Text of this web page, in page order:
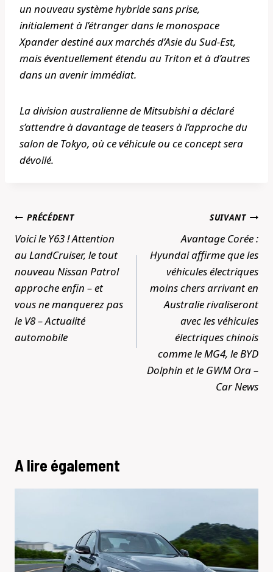
un nouveau système hybride sans prise,
initialement à l’étranger dans le monospace
Xpander destiné aux marchés d’Asie du Sud-Est,
mais éventuellement étendu au Triton et à d’autres
dans un avenir immédiat.
La division australienne de Mitsubishi a déclaré
s’attendre à davantage de teasers à l’approche du
salon de Tokyo, où ce véhicule ou ce concept sera
dévoilé.
Navigation
de
l’article
PRÉCÉDENT
Voici le Y63 ! Attention
au LandCruiser, le tout
nouveau Nissan Patrol
approche enfin – et
vous ne manquerez pas
le V8 – Actualité
automobile
SUIVANT
Avantage Corée :
Hyundai affirme que les
véhicules électriques
moins chers arrivant en
Australie rivaliseront
avec les véhicules
électriques chinois
comme le MG4, le BYD
Dolphin et le GWM Ora –
Car News
A lire également